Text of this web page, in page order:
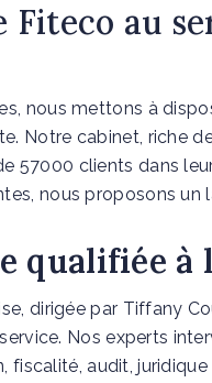
Fiteco au
nous mettons à
Notre cabinet, riche
57000 clients dans
nous proposons un
qualifiée à
dirigée par Tiffany
Nos experts
fiscalité, audit,